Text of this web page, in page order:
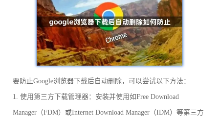
要防止Google浏览器下载后自动删除，可以尝试以下方法：
1. 使用第三方下载管理器：安装并使用如Free Download
Manager（FDM）或Internet Download Manager（IDM）等第三方